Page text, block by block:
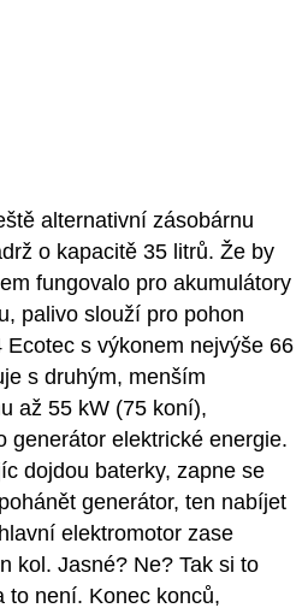
alternativní zásobárnu
o kapacitě 35 litrů. Že by
fungovalo pro akumulátory
palivo slouží pro pohon
Ecotec s výkonem nejvýše 66
s druhým, menším
až 55 kW (75 koní),
generátor elektrické energie.
dojdou baterky, zapne se
generátor, ten nabíjet
elektromotor zase
kol. Jasné? Ne? Tak si to
to není. Konec konců,